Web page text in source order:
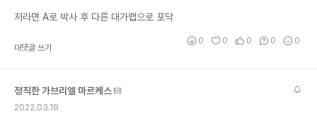
저라면 A로 박사 후 다른 대가랩으로 포닥
대댓글 쓰기
0 0 0 0 0
정직한 가브리엘 마르케스
2022.03.19